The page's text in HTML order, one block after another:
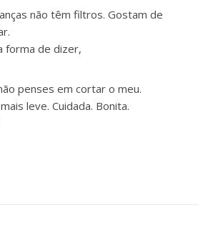
não têm filtros. Gostam de
forma de dizer,
penses em cortar o meu.
leve. Cuidada. Bonita.